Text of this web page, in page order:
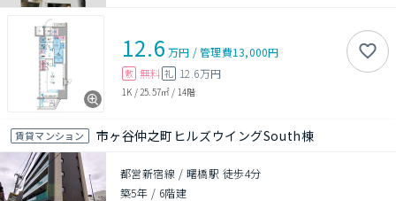
12.6 万円 /管理費13,000円
敷 無料 礼 12.6万円
1K / 25.57㎡ / 14階
賃貸マンション 市ヶ谷仲之町ヒルズウイングSouth棟
都営新宿線 / 曙橋駅 徒歩4分
築5年 / 6階建